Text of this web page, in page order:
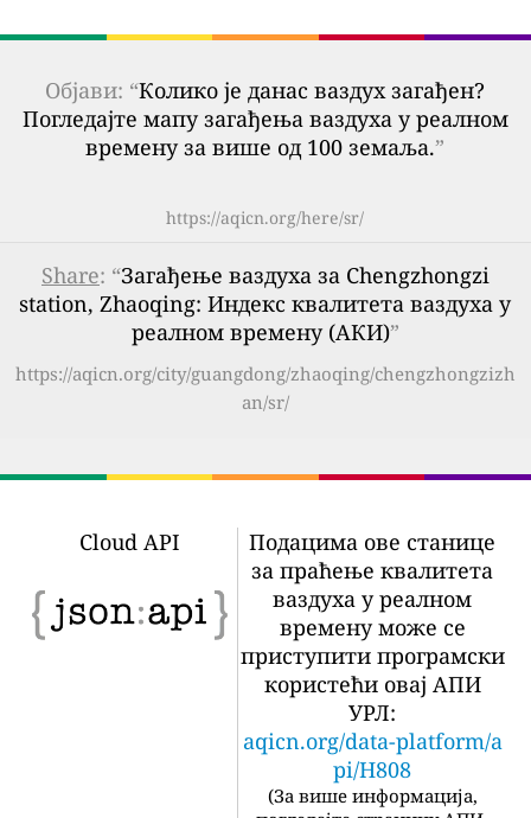
Објави: “Колико је данас ваздух загађен?
Погледајте мапу загађења ваздуха у реалном
времену за више од 100 земаља.”
https://aqicn.org/here/sr/
Share: “Загађење ваздуха за Chengzhongzi
station, Zhaoqing: Индекс квалитета ваздуха у
реалном времену (АКИ)”
https://aqicn.org/city/guangdong/zhaoqing/chengzhongzizh
an/sr/
Cloud API
Подацима ове станице
за праћење квалитета
ваздуха у реалном
времену може се
приступити програмски
користећи овај АПИ
УРЛ:
aqicn.org/data-platform/a
pi/H808
(За више информација,